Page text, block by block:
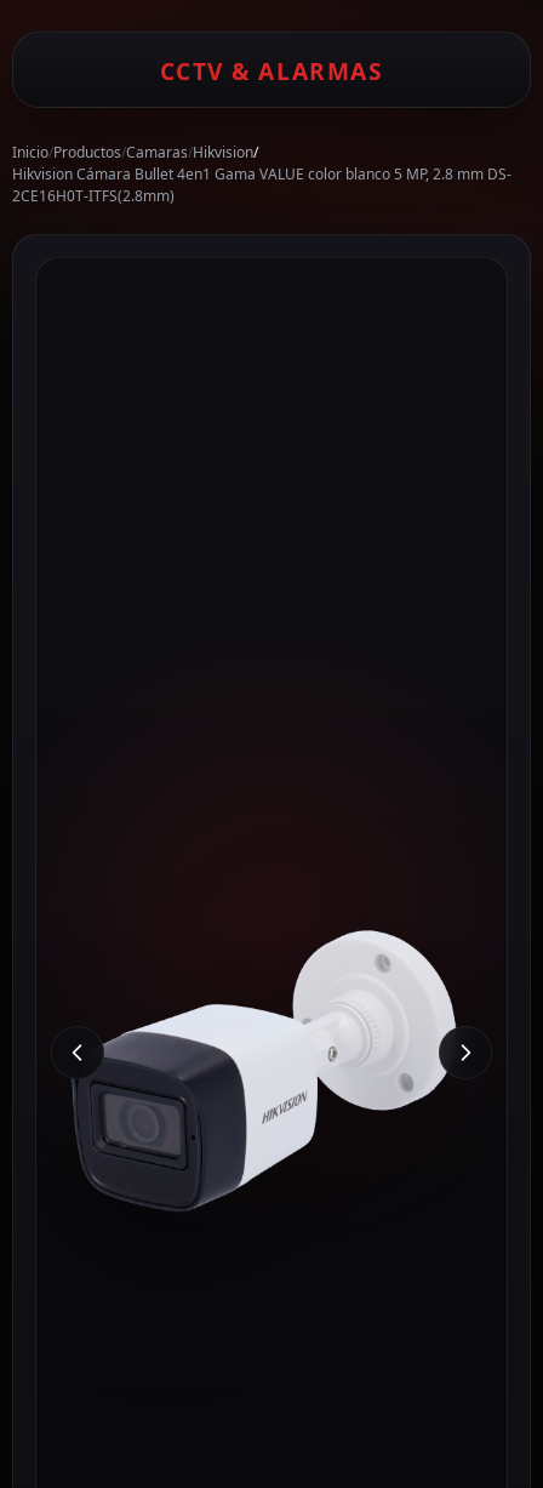
CCTV & ALARMAS
Inicio/Productos/Camaras/Hikvision/
Hikvision Cámara Bullet 4en1 Gama VALUE color blanco 5 MP, 2.8 mm DS-
2CE16H0T-ITFS(2.8mm)